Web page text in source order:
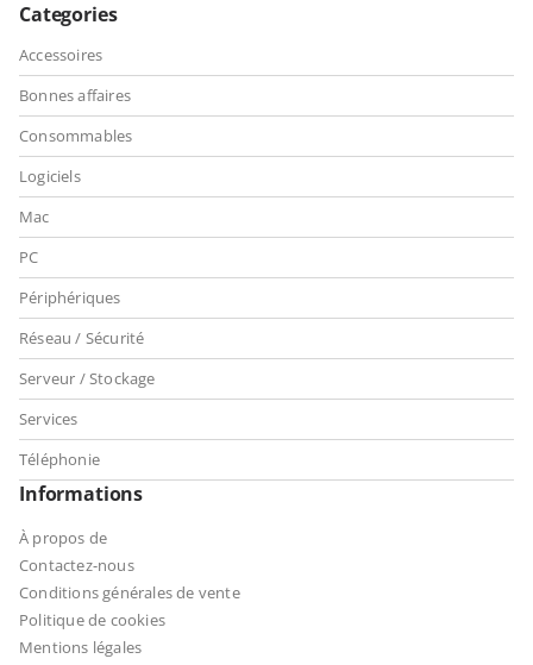
Categories
Accessoires
Bonnes affaires
Consommables
Logiciels
Mac
PC
Périphériques
Réseau / Sécurité
Serveur / Stockage
Services
Téléphonie
Informations
À propos de
Contactez-nous
Conditions générales de vente
Politique de cookies
Mentions légales